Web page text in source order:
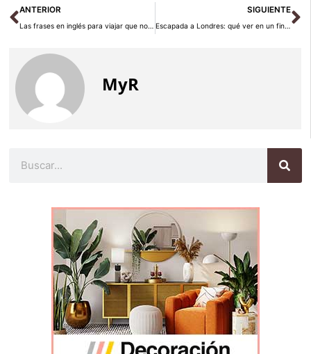
Ant
ANTERIOR
Las frases en inglés para viajar que no debes olvidar
SIGUIENTE
Escapada a Londres: qué ver en un fin de semana
MyR